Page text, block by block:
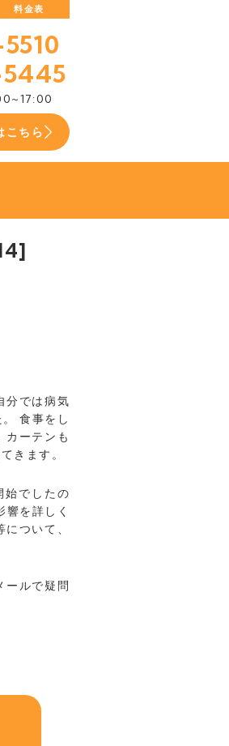
料金表
こちら
分では病気
食事をし
カーテンも
きます。
始でしたの
を詳しく
ついて、
ールで疑問